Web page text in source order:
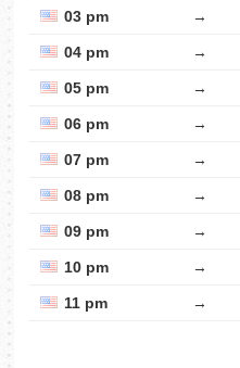
03 pm →
04 pm →
05 pm →
06 pm →
07 pm →
08 pm →
09 pm →
10 pm →
11 pm →